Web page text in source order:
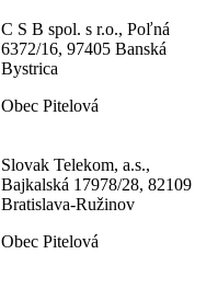
C S B spol. s r.o., Poľná
6372/16, 97405 Banská
Bystrica
Obec Pitelová
Slovak Telekom, a.s.,
Bajkalská 17978/28, 82109
Bratislava-Ružinov
Obec Pitelová